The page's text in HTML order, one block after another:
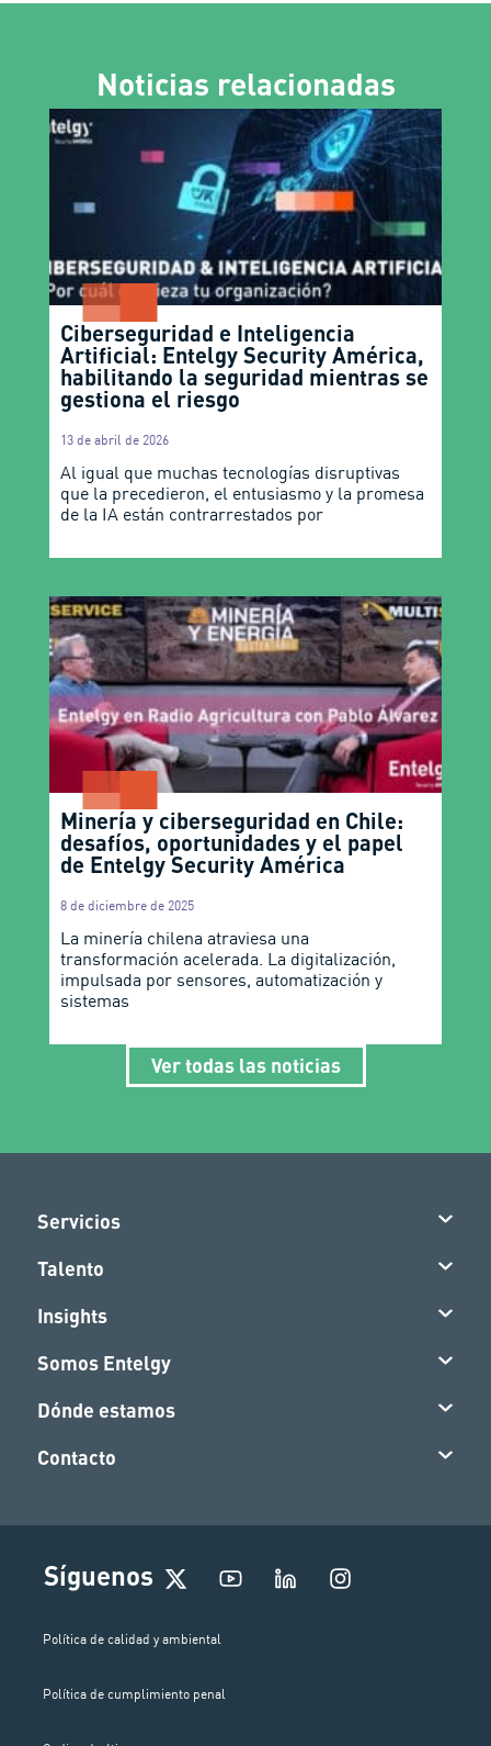
Noticias relacionadas
Ciberseguridad e Inteligencia
Artificial: Entelgy Security América,
habilitando la seguridad mientras se
gestiona el riesgo
13 de abril de 2026
Al igual que muchas tecnologías disruptivas
que la precedieron, el entusiasmo y la promesa
de la IA están contrarrestados por
Minería y ciberseguridad en Chile:
desafíos, oportunidades y el papel
de Entelgy Security América
8 de diciembre de 2025
La minería chilena atraviesa una
transformación acelerada. La digitalización,
impulsada por sensores, automatización y
sistemas
Ver todas las noticias
Servicios
Talento
Insights
Somos Entelgy
Dónde estamos
Contacto
Síguenos
I
n
Política de calidad y ambiental
Política de cumplimiento penal